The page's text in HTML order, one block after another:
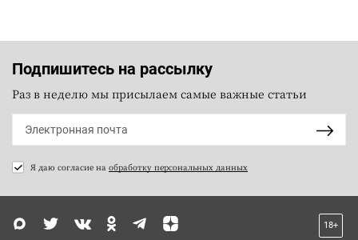
Подпишитесь на рассылку
Раз в неделю мы присылаем самые важные статьи
Я даю согласие на обработку персональных данных
18+